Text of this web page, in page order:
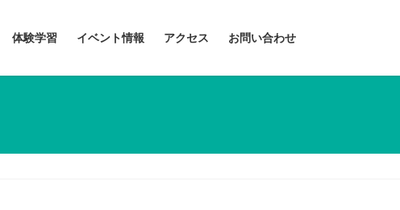
体験学習 イベント情報 アクセス お問い合わせ